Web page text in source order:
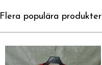
Flera populära produkter